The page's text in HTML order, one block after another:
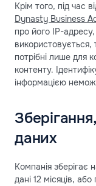
Крім того, під час
Dynasty Business
про його IP-
використовується,
потрібні лише для
контенту.
інформацією
даних
Компанія зберігає
дані 12 місяців,